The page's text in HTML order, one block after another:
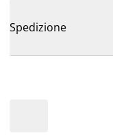
Spedizione